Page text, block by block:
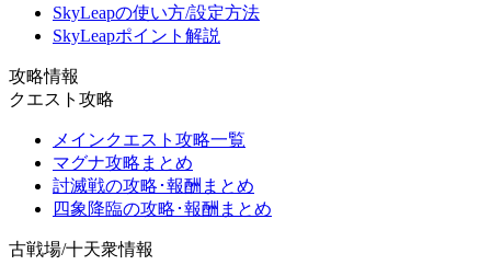
SkyLeapの使い方/設定方法
SkyLeapポイント解説
攻略情報
クエスト攻略
メインクエスト攻略一覧
マグナ攻略まとめ
討滅戦の攻略･報酬まとめ
四象降臨の攻略･報酬まとめ
古戦場/十天衆情報